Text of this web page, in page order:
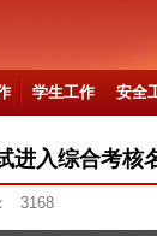
学生工作 安全
进入综合考核
3168